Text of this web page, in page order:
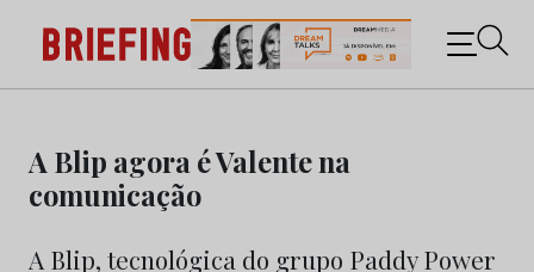
content
Briefing: Todas as notícias sobre os negócios do
Marketing e da Publicidade
A Blip agora é Valente na
comunicação
A Blip, tecnológica do grupo Paddy Power